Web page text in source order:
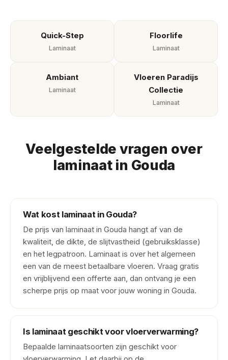
Quick-Step
Laminaat
Floorlife
Laminaat
Ambiant
Laminaat
Vloeren Paradijs
Collectie
Laminaat
Veelgestelde vragen over
laminaat in Gouda
Wat kost laminaat in Gouda?
De prijs van laminaat in Gouda hangt af van de
kwaliteit, de dikte, de slijtvastheid (gebruiksklasse)
en het legpatroon. Laminaat is over het algemeen
een van de meest betaalbare vloeren. Vraag gratis
en vrijblijvend een offerte aan, dan ontvang je een
scherpe prijs op maat voor jouw woning in Gouda.
Is laminaat geschikt voor vloerverwarming?
Bepaalde laminaatsoorten zijn geschikt voor